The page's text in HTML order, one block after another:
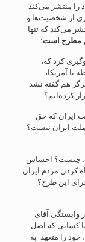
را منتشر می‌کند
از شخصیت‌ها و
می‌کند که تنها
مطرح است:
کرد که،
با آمریکا،
هم گفته نشد
کرده‌ایم؟
ایران که حق
ملت ایران نیست؟
چیست؟ احساس
کردن مردم ایران
این طرح؟
وابستگی آقای
کسانی که اصل
را متعهد به